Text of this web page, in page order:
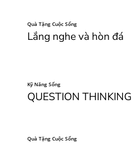
Quà Tặng Cuộc Sống
Lắng nghe và hòn đá
Kỹ Năng Sống
QUESTION THINKING
Quà Tặng Cuộc Sống